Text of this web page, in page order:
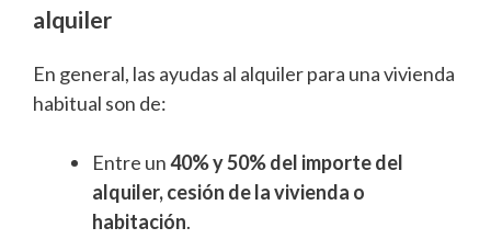
alquiler
En general, las ayudas al alquiler para una vivienda
habitual son de:
Entre un40% y 50% del importe del
alquiler, cesión de la vivienda o
habitación.